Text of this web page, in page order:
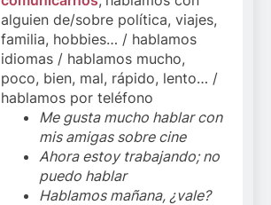
alguien de/sobre política, viajes,
familia, hobbies… / hablamos
idiomas / hablamos mucho,
poco, bien, mal, rápido, lento… /
hablamos por teléfono
Me gusta mucho hablar con
mis amigas sobre cine
Ahora estoy trabajando; no
puedo hablar
Hablamos mañana, ¿vale?